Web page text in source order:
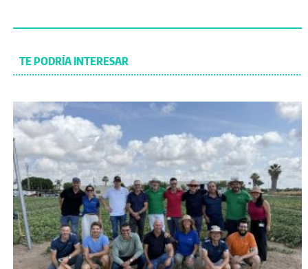
TE PODRÍA INTERESAR